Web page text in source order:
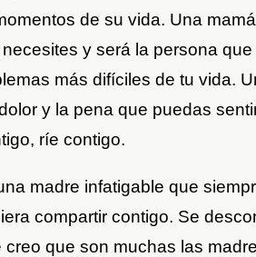
de su vida. Una
y será la persona que
más difíciles de tu vida.
y la pena que puedas
ríe contigo.
madre infatigable que
compartir contigo. Se
que son muchas las